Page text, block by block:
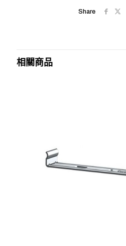
Share
相關商品